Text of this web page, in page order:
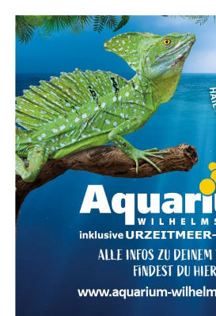
Wahl­kreis­be­treu­ung. Aus der
tet der Abge­ord­ne­te auch die
woh­nung am Sitz des Parlaments.
Die Pau­scha­le wird jähr­lich zum 1.
hal­tungs­kos­ten ange­passt und
Euro monat­lich
ten­ra­tes). Kos­ten, die dar­über
nicht steu­er­lich abge­setzt wer­den,
Abge­ord­ne­ten kei­ne
ber hat sich für die
die­se dem in der Ver­fas­sung
frei­en Man­dats am ehes­ten
Pau­scha­le, die sich am
im Ver­hält­nis aller Abge­ord­ne­ten
gerech­tes­ten und stellt die